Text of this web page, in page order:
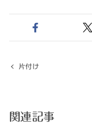
片付け
関連記事